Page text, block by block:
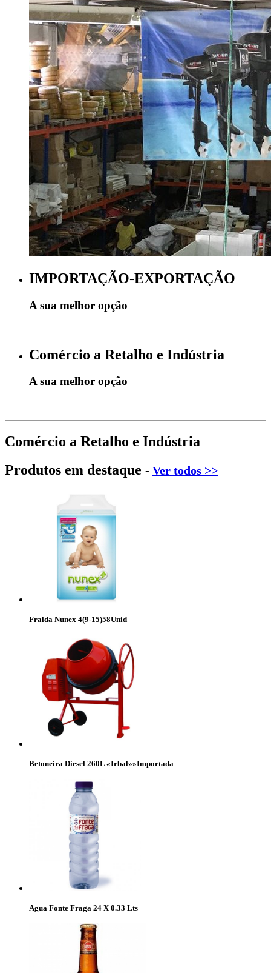
IMPORTAÇÃO-EXPORTAÇÃO
A sua melhor opção
Comércio a Retalho e Indústria
A sua melhor opção
Comércio a Retalho e Indústria
Produtos em destaque - Ver todos >>
Fralda Nunex 4(9-15)58Unid
Betoneira Diesel 260L «Irbal»»Importada
Agua Fonte Fraga 24 X 0.33 Lts